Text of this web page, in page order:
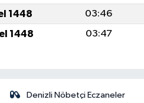
1448 03:46
1448 03:47
Denizli Nöbetçi Eczaneler